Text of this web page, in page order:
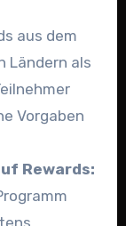
aus dem
Ländern als
Vorgaben
Rewards: